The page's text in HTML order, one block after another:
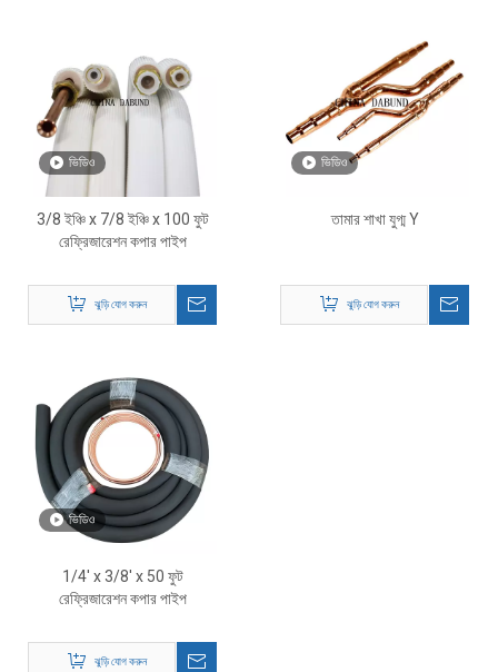
ভিডিও
3/8 ইঞ্চি x 7/8 ইঞ্চি x 100 ফুট
রেফ্রিজারেশন কপার পাইপ
ঝুড়ি যোগ করুন
ভিডিও
তামার শাখা যুগ্ম Y
ঝুড়ি যোগ করুন
ভিডিও
1/4' x 3/8' x 50 ফুট
রেফ্রিজারেশন কপার পাইপ
ঝুড়ি যোগ করুন